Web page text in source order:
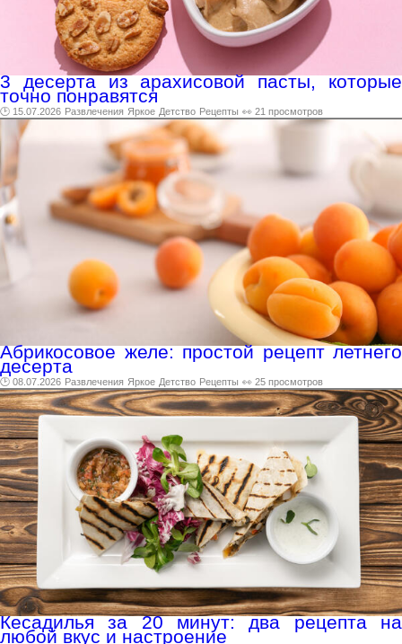
3 десерта из арахисовой пасты, которые
точно понравятся
🕑 15.07.2026 Развлечения Яркое Детство Рецепты 👀 21 просмотров
Абрикосовое желе: простой рецепт летнего
десерта
🕑 08.07.2026 Развлечения Яркое Детство Рецепты 👀 25 просмотров
Кесадилья за 20 минут: два рецепта на
любой вкус и настроение